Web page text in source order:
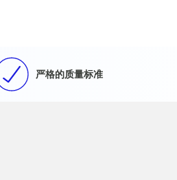
严格的质量标准